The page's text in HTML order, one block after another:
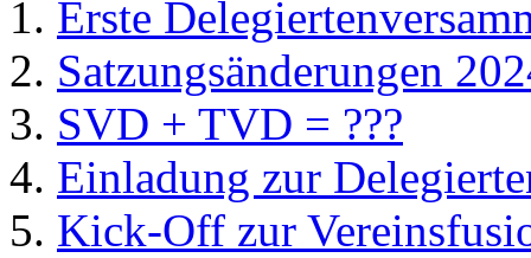
Erste
Satzungsänderungen
SVD + TVD = ???
Einladung zur
Kick-Off zur